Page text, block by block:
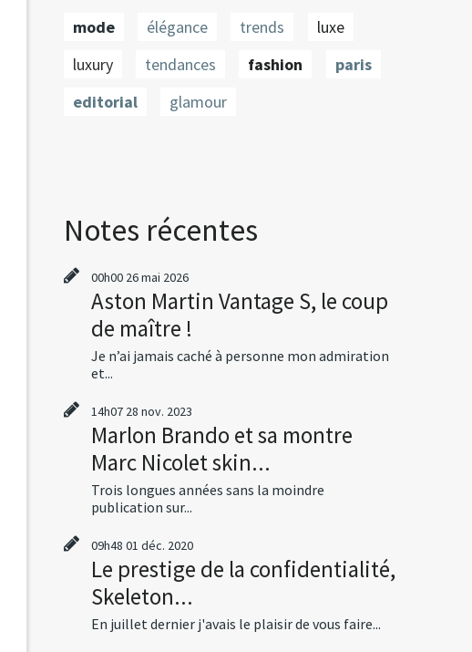
mode élégance trends
luxe
luxury
tendances fashion
paris
editorial
glamour
Notes récentes
00h00 26mai 2026
Aston Martin Vantage S, le coup
de maître !
Je n’ai jamais caché à personne mon admiration
et...
14h07 28 nov. 2023
Marlon Brando et sa montre
Marc Nicolet skin...
Trois longues années sans la moindre
publication sur...
09h48 01 déc. 2020
Le prestige de la confidentialité,
Skeleton...
En juillet dernier j'avais le plaisir de vous faire...